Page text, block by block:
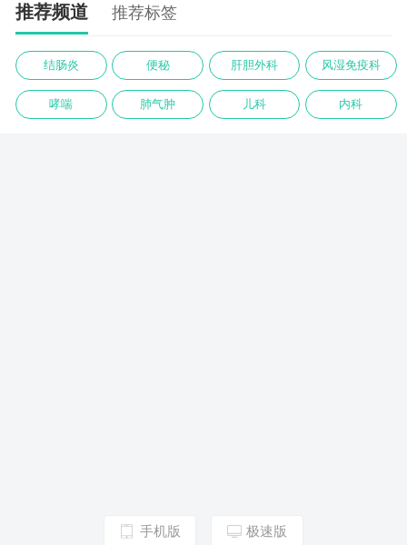
推荐频道 推荐标签
结肠炎 便秘 肝胆外科 风湿免疫科
哮喘 肺气肿 儿科 内科
手机版 极速版